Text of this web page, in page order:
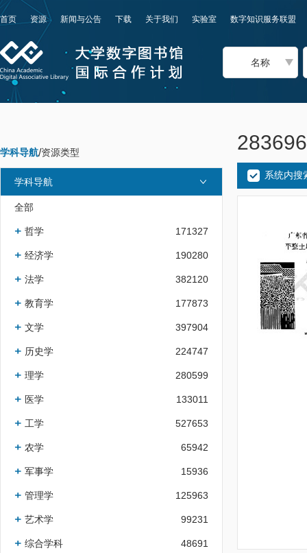
首页 资源 新闻与公告 下载 关于我们 实验室 数字知识服务联盟
名称
学科导航/资源类型
学科导航
全部
哲学 171327
经济学 190280
法学 382120
教育学 177873
文学 397904
历史学 224747
理学 280599
医学 133011
工学 527653
农学 65942
军事学 15936
管理学 125963
艺术学 99231
综合学科 48691
系统内搜